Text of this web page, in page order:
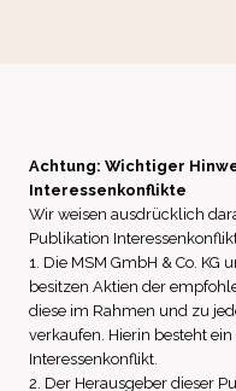
Achtung: Wichtiger
Interessenkonflikte
Wir weisen ausdrücklich
Publikation
1. Die MSM GmbH & Co. KG
besitzen Aktien der
diese im Rahmen und zu
verkaufen. Hierin besteht
Interessenkonflikt.
2. Der Herausgeber dieser